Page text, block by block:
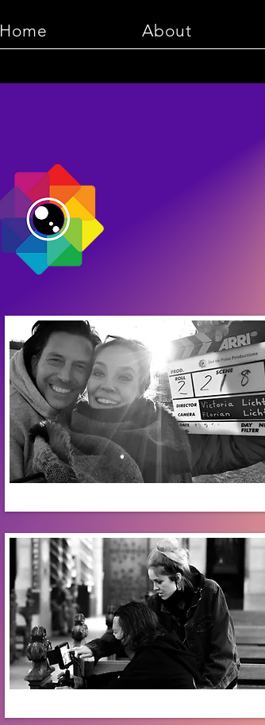
Home About